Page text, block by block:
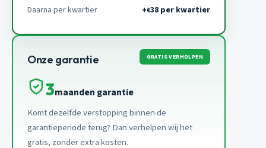
Daarna per kwartier +€38 per kwartier
Onze garantie GRATIS VERHOLPEN
3maanden garantie
Komt dezelfde verstopping binnen de
garantieperiode terug? Dan verhelpen wij het
gratis, zonder extra kosten.